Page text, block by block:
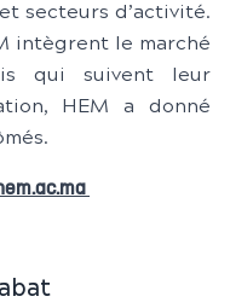
secteurs d’activité.
intègrent le marché
qui suivent leur
HEM a donné